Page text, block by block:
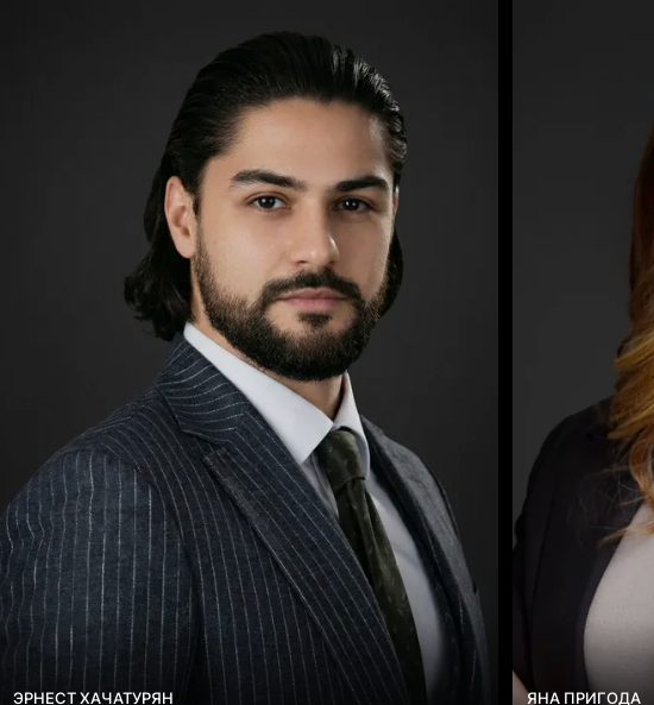
ЭРНЕСТ ХАЧАТУРЯН ЯНА ПРИГОДА